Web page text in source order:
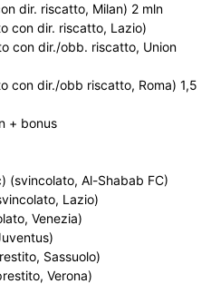
dir. riscatto, Milan) 2 mln
con dir. riscatto, Lazio)
con dir./obb. riscatto, Union
con dir./obb riscatto, Roma) 1,5
+ bonus
(svincolato, Al-Shabab FC)
Lazio)
Venezia)
Sassuolo)
Verona)